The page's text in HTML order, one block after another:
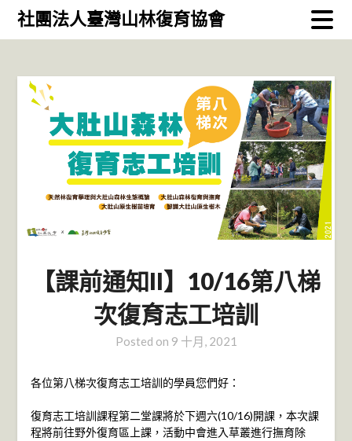
Skip社團法人臺灣山林復育協會
【課前通知II】10/16第八梯
次復育志工培訓
Posted on 9 十月, 2021
各位第八梯次復育志工培訓的學員您們好：
復育志工培訓課程第二堂課將於下週六(10/16)開課，本次課
程將前往野外復育區上課，活動中會進入草叢進行撫育除